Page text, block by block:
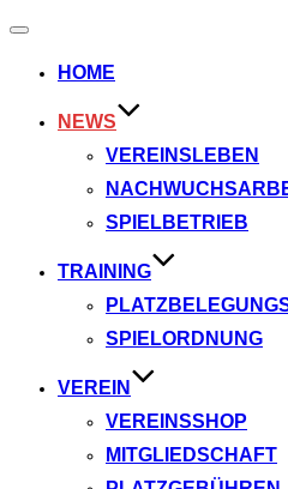
Navigation
HOME
NEWS
VEREINSLEBEN
SPIELBETRIEB
TRAINING
SPIELORDNUNG
VEREIN
VEREINSSHOP
MITGLIEDSCHAFT